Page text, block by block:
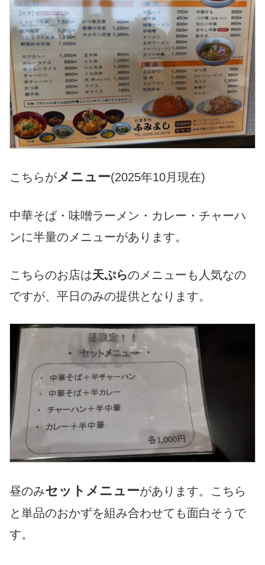
こちらがメニュー(2025年10月現在)
中華そば・味噌ラーメン・カレー・チャーハ
ンに半量のメニューがあります。
こちらのお店は天ぷらのメニューも人気なの
ですが、平日のみの提供となります。
昼のみセットメニューがあります。こちら
と単品のおかずを組み合わせても面白そうで
す。